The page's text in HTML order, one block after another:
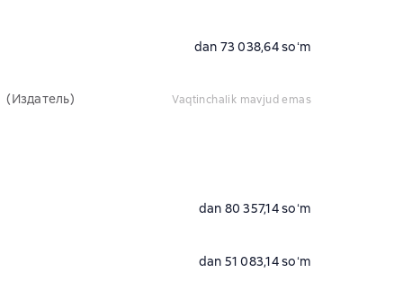
dan 73 038,64 soʻm
(Издатель)
vaqtinchalik mavjud emas
dan 80 357,14 soʻm
dan 51 083,14 soʻm